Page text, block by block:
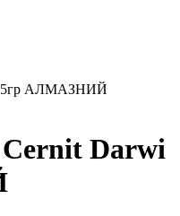
5гр АЛМАЗНИЙ
Cernit Darwi